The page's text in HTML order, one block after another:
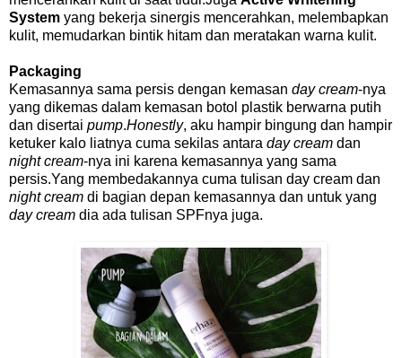
System yang bekerja sinergis mencerahkan, melembapkan
kulit, memudarkan bintik hitam dan meratakan warna kulit.
Packaging
Kemasannya sama persis dengan kemasan day cream-nya
yang dikemas dalam kemasan botol plastik berwarna putih
dan disertai pump.Honestly, aku hampir bingung dan hampir
ketuker kalo liatnya cuma sekilas antara day cream dan
night cream-nya ini karena kemasannya yang sama
persis.Yang membedakannya cuma tulisan day cream dan
night cream di bagian depan kemasannya dan untuk yang
day cream dia ada tulisan SPFnya juga.